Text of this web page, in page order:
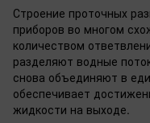
Строение проточных
приборов во многом
количеством
разделяют водные
снова объединяют в
обеспечивает
жидкости на выходе.